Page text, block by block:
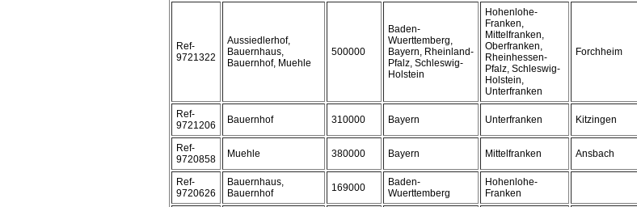
Ref-
9721322
Aussiedlerhof,
Bauernhaus,
Bauernhof, Muehle
500000
Baden-
Wuerttemberg,
Bayern, Rheinland-
Pfalz, Schleswig-
Holstein
Hohenlohe-
Franken,
Mittelfranken,
Oberfranken,
Rheinhessen-
Pfalz, Schleswig-
Holstein,
Unterfranken
Forchheim
Ref-
9721206
Bauernhof 310000 Bayern Unterfranken Kitzingen
Ref-
9720858
Muehle 380000 Bayern Mittelfranken Ansbach
Ref-
9720626
Bauernhaus,
Bauernhof
169000
Baden-
Wuerttemberg
Hohenlohe-
Franken